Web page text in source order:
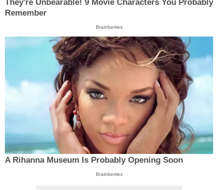
They're Unbearable! 9 Movie Characters You Probably
Remember
Brainberries
A Rihanna Museum Is Probably Opening Soon
Brainberries